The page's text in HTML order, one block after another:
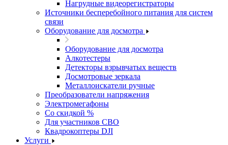
Нагрудные видеорегистраторы
Источники бесперебойного питания для систем
связи
Оборудование для досмотра
Оборудование для досмотра
Алкотестеры
Детекторы взрывчатых веществ
Досмотровые зеркала
Металлоискатели ручные
Преобразователи напряжения
Электромегафоны
Со скидкой %
Для участников СВО
Квадрокоптеры DJI
Услуги